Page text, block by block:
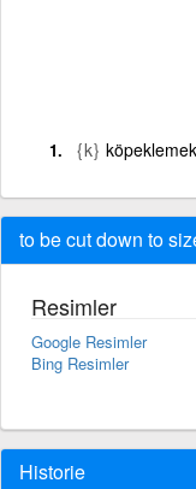
{k} köpeklemek
to be cut down to
Resimler
Google Resimler
Bing Resimler
Historie